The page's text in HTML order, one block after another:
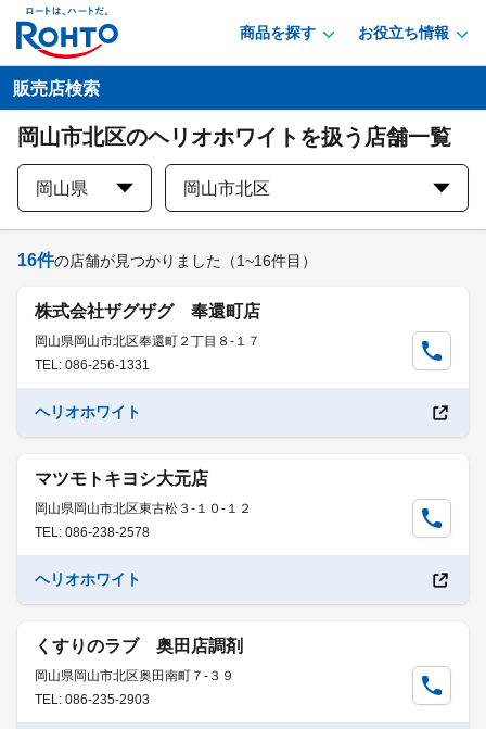
商品を探す お役立ち情報
販売店検索
岡山市北区のヘリオホワイトを扱う店舗一覧
岡山県 岡山市北区
16件の店舗が見つかりました （1~16件目）
株式会社ザグザグ 奉還町店
岡山県岡山市北区奉還町２丁目８-１７
TEL: 086-256-1331
ヘリオホワイト
マツモトキヨシ大元店
岡山県岡山市北区東古松３-１０-１２
TEL: 086-238-2578
ヘリオホワイト
くすりのラブ 奥田店調剤
岡山県岡山市北区奥田南町７-３９
TEL: 086-235-2903